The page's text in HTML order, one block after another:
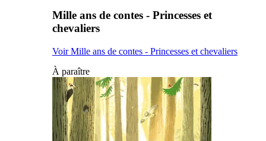
Mille ans de contes - Princesses et
chevaliers
Voir Mille ans de contes - Princesses et chevaliers
À paraître